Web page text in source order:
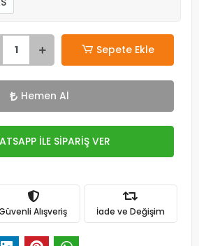
Sepete Ekle
Hemen Al
İLE SİPARİŞ VER
Alışveriş İade ve Değişim